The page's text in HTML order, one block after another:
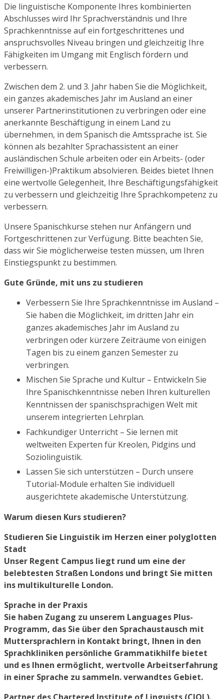
Die linguistische Komponente Ihres kombinierten
Abschlusses wird Ihr Sprachverständnis und Ihre
Sprachkenntnisse auf ein fortgeschrittenes und
anspruchsvolles Niveau bringen und gleichzeitig Ihre
Fähigkeiten im Umgang mit Englisch fördern und
verbessern.
Zwischen dem 2. und 3. Jahr haben Sie die Möglichkeit,
ein ganzes akademisches Jahr im Ausland an einer
unserer Partnerinstitutionen zu verbringen oder eine
anerkannte Beschäftigung in einem Land zu
übernehmen, in dem Spanisch die Amtssprache ist. Sie
können als bezahlter Sprachassistent an einer
ausländischen Schule arbeiten oder ein Arbeits- (oder
Freiwilligen-)Praktikum absolvieren. Beides bietet Ihnen
eine wertvolle Gelegenheit, Ihre Beschäftigungsfähigkeit
zu verbessern und gleichzeitig Ihre Sprachkompetenz zu
verbessern.
Unsere Spanischkurse stehen nur Anfängern und
Fortgeschrittenen zur Verfügung. Bitte beachten Sie,
dass wir Sie möglicherweise testen müssen, um Ihren
Einstiegspunkt zu bestimmen.
Gute Gründe, mit uns zu studieren
Verbessern Sie Ihre Sprachkenntnisse im Ausland –
Sie haben die Möglichkeit, im dritten Jahr ein
ganzes akademisches Jahr im Ausland zu
verbringen oder kürzere Zeiträume von einigen
Tagen bis zu einem ganzen Semester zu
verbringen.
Mischen Sie Sprache und Kultur – Entwickeln Sie
Ihre Spanischkenntnisse neben Ihren kulturellen
Kenntnissen der spanischsprachigen Welt mit
unserem integrierten Lehrplan.
Fachkundiger Unterricht – Sie lernen mit
weltweiten Experten für Kreolen, Pidgins und
Soziolinguistik.
Lassen Sie sich unterstützen – Durch unsere
Tutorial-Module erhalten Sie individuell
ausgerichtete akademische Unterstützung.
Warum diesen Kurs studieren?
Studieren Sie Linguistik im Herzen einer polyglotten
Stadt
Unser Regent Campus liegt rund um eine der
belebtesten Straßen Londons und bringt Sie mitten
ins multikulturelle London.
Sprache in der Praxis
Sie haben Zugang zu unserem Languages Plus-
Programm, das Sie über den Sprachaustausch mit
Muttersprachlern in Kontakt bringt, Ihnen in den
Sprachkliniken persönliche Grammatikhilfe bietet
und es Ihnen ermöglicht, wertvolle Arbeitserfahrung
in einer Sprache zu sammeln. verwandtes Gebiet.